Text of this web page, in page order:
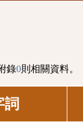
錄0則相關資料。
詞